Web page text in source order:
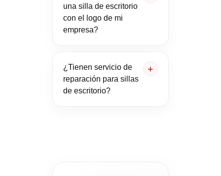
una silla de escritorio
con el logo de mi
empresa?
¿Tienen servicio de
reparación para sillas
de escritorio?